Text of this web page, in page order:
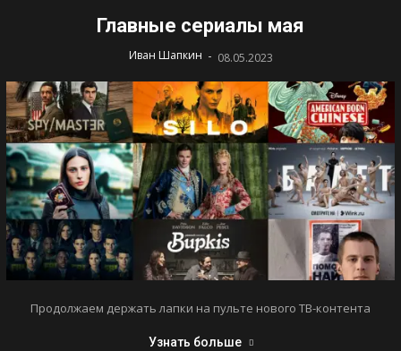
Главные сериалы мая
Иван Шапкин - 08.05.2023
Продолжаем держать лапки на пульте нового ТВ-контента
Узнать больше